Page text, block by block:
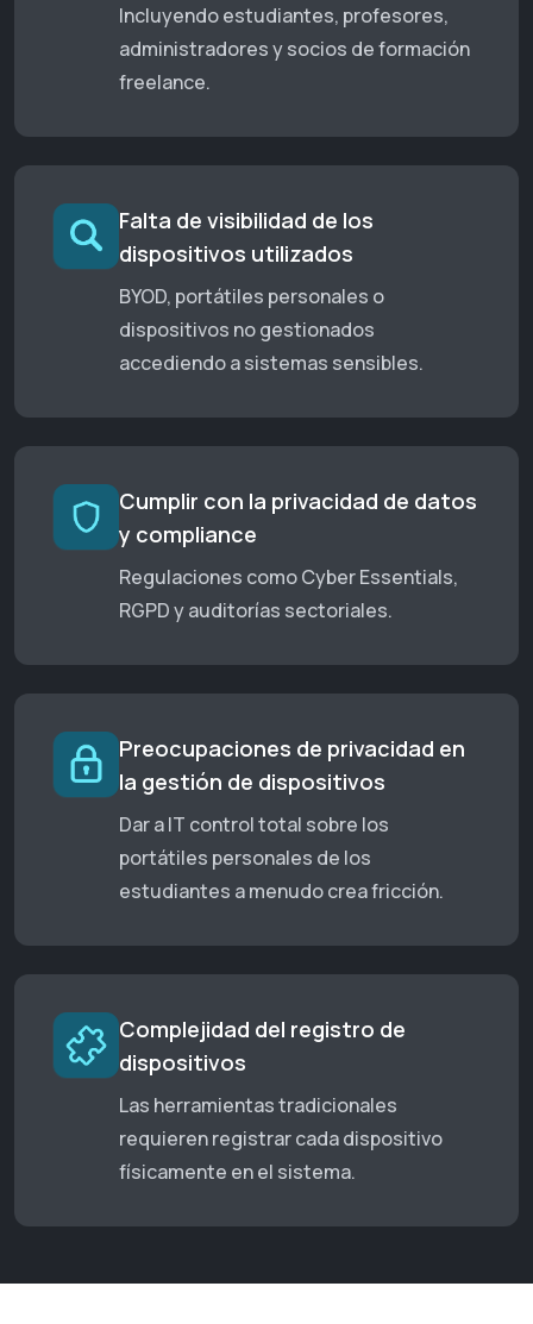
Incluyendo estudiantes, profesores,
administradores y socios de formación
freelance.
Falta de visibilidad de los
dispositivos utilizados
BYOD, portátiles personales o
dispositivos no gestionados
accediendo a sistemas sensibles.
Cumplir con la privacidad de datos
y compliance
Regulaciones como Cyber Essentials,
RGPD y auditorías sectoriales.
Preocupaciones de privacidad en
la gestión de dispositivos
Dar a IT control total sobre los
portátiles personales de los
estudiantes a menudo crea fricción.
Complejidad del registro de
dispositivos
Las herramientas tradicionales
requieren registrar cada dispositivo
físicamente en el sistema.